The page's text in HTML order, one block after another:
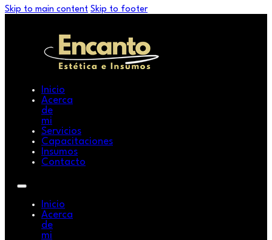
Skip to main content Skip to footer
Inicio
Acerca
de
mi
Servicios
Capacitaciones
Insumos
Contacto
Inicio
Acerca
de
mi